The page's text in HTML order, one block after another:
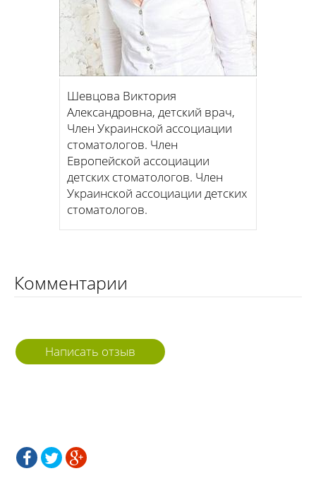
Шевцова Виктория
Александровна, детский врач,
Член Украинской ассоциации
стоматологов. Член
Европейской ассоциации
детских стоматологов. Член
Украинской ассоциации детских
стоматологов.
Комментарии
Написать отзыв